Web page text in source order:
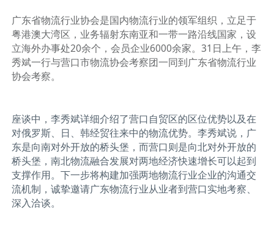
广东省物流行业协会是国内物流行业的领军组织，立足于
粤港澳大湾区，业务辐射东南亚和一带一路沿线国家，设
立海外办事处20余个，会员企业6000余家。31日上午，李
秀斌一行与营口市物流协会考察团一同到广东省物流行业
协会考察。
座谈中，李秀斌详细介绍了营口自贸区的区位优势以及在
对俄罗斯、日、韩经贸往来中的物流优势。李秀斌说，广
东是向南对外开放的桥头堡，而营口则是向北对外开放的
桥头堡，南北物流融合发展对两地经济快速增长可以起到
支撑作用。下一步将构建加强两地物流行业企业的沟通交
流机制，诚挚邀请广东物流行业从业者到营口实地考察、
深入洽谈。